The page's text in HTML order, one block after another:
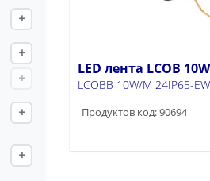
+
+
+
+
+
LED лента LCOB
LCOBB 10W/M 24IP65-EW
Продуктов код: 90694